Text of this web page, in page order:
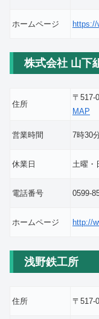
ホームページ https://
株式会社 山下
住所
〒517-
MAP
営業時間 7時30
休業日 土曜・
電話番号 0599-
ホームページ http://
浅野鉄工所
住所 〒517-